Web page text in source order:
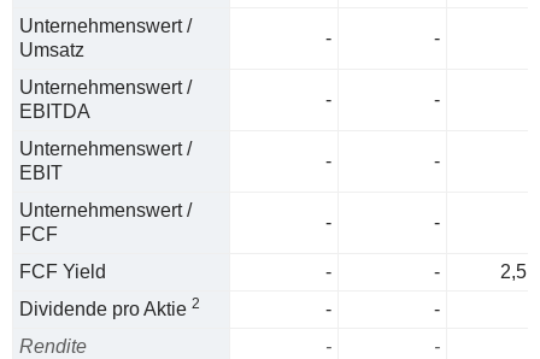
Unternehmenswert /
Umsatz
- -
Unternehmenswert /
EBITDA
- -
Unternehmenswert /
EBIT
- -
Unternehmenswert /
FCF
- -
FCF Yield - -
2,5
Dividende pro Aktie 2 -
-
Rendite
-
-